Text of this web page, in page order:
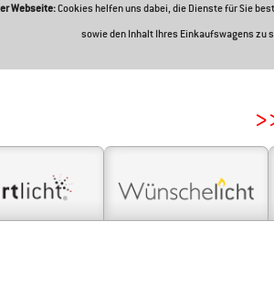
Webseite:Cookies helfen uns dabei, die Dienste für Sie
sowie den Inhalt Ihres Einkaufswagens zu